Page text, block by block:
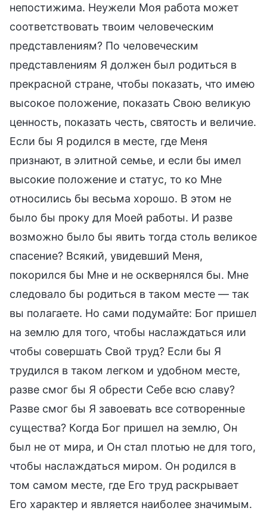
непостижима. Неужели Моя работа может
соответствовать твоим человеческим
представлениям? По человеческим
представлениям Я должен был родиться в
прекрасной стране, чтобы показать, что имею
высокое положение, показать Свою великую
ценность, показать честь, святость и величие.
Если бы Я родился в месте, где Меня
признают, в элитной семье, и если бы имел
высокие положение и статус, то ко Мне
относились бы весьма хорошо. В этом не
было бы проку для Моей работы. И разве
возможно было бы явить тогда столь великое
спасение? Всякий, увидевший Меня,
покорился бы Мне и не осквернялся бы. Мне
следовало бы родиться в таком месте — так
вы полагаете. Но сами подумайте: Бог пришел
на землю для того, чтобы наслаждаться или
чтобы совершать Свой труд? Если бы Я
трудился в таком легком и удобном месте,
разве смог бы Я обрести Себе всю славу?
Разве смог бы Я завоевать все сотворенные
существа? Когда Бог пришел на землю, Он
был не от мира, и Он стал плотью не для того,
чтобы наслаждаться миром. Он родился в
том самом месте, где Его труд раскрывает
Его характер и является наиболее значимым.